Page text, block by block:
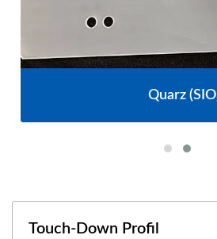
Quarz (SIO₂)
Touch-Down Profil